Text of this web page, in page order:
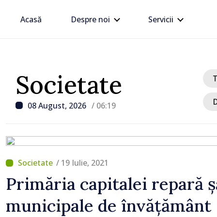
Acasă Despre noi Servicii
Societate
08 August, 2026 / 06:19
/ 19 Iulie, 2021
Primăria capitalei repară
municipale de învățământ
/ Acum 9 ore
Zelenski a ajuns în
sa vizită în acest stat